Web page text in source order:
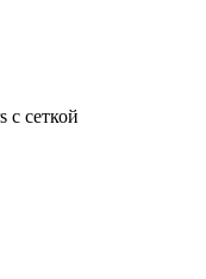
с сеткой